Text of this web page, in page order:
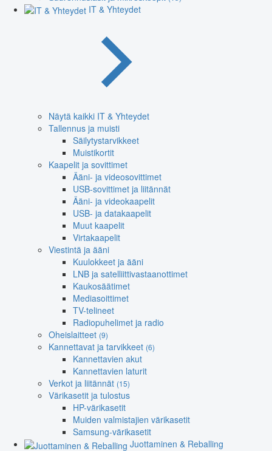
IT & Yhteydet
Näytä kaikki IT & Yhteydet
Tallennus ja muisti
Säilytystarvikkeet
Muistikortit
Kaapelit ja sovittimet
Ääni- ja videosovittimet
USB-sovittimet ja liitännät
Ääni- ja videokaapelit
USB- ja datakaapelit
Muut kaapelit
Virtakaapelit
Viestintä ja ääni
Kuulokkeet ja ääni
LNB ja satelliittivastaanottimet
Kaukosäätimet
Mediasoittimet
TV-telineet
Radiopuhelimet ja radio
Oheislaitteet (9)
Kannettavat ja tarvikkeet (6)
Kannettavien akut
Kannettavien laturit
Verkot ja liitännät (15)
Värikasetit ja tulostus
HP-värikasetit
Muiden valmistajien värikasetit
Samsung-värikasetit
Juottaminen & Reballing